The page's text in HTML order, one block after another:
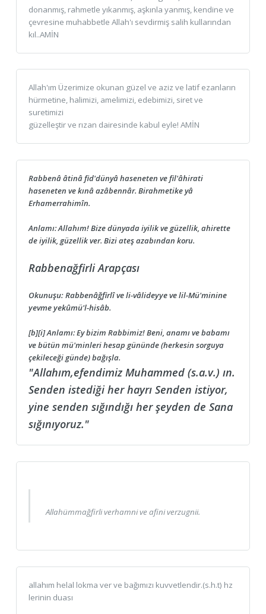
donanmış, rahmetle yıkanmış, aşkınla yanmış, kendine ve
çevresine muhabbetle Allah'ı sevdirmiş salih kullarından
kıl..AMİN
Allah'ım Üzerimize okunan güzel ve aziz ve latif ezanların
hürmetine, halimizi, amelimizi, edebimizi, siret ve
suretimizi
güzelleştir ve rızan dairesinde kabul eyle! AMİN
Rabbenâ âtinâ fid'dünyâ haseneten ve fil'âhirati
haseneten ve kınâ azâbennâr. Birahmetike yâ
Erhamerrahimîn.
Anlamı: Allahım! Bize dünyada iyilik ve güzellik, ahirette
de iyilik, güzellik ver. Bizi ateş azabından koru.
Rabbenağfirli Arapçası
Okunuşu: Rabbenâğfirlî ve li-vâlideyye ve lil-Mü'minine
yevme yekûmü'l-hisâb.
[b][i] Anlamı: Ey bizim Rabbimiz! Beni, anamı ve babamı
ve bütün mü'minleri hesap gününde (herkesin sorguya
çekileceği günde) bağışla.
"Allahım,efendimiz Muhammed (s.a.v.) ın.
Senden istediği her hayrı Senden istiyor,
yine senden sığındığı her şeyden de Sana
sığınıyoruz."
Allahümmağfirli verhamni ve afini verzugnii.
allahım helal lokma ver ve bağımızı kuvvetlendir.(s.h.t) hz
lerinin duası